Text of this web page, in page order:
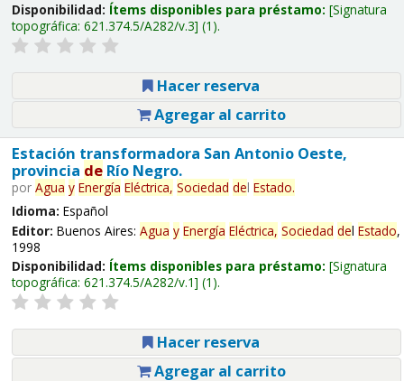
Disponibilidad: Ítems disponibles para préstamo: Signatura
topográfica: 621.374.5/A282/v.3 (1).
Hacer reserva
Agregar al carrito
Estación transformadora San Antonio Oeste,
provincia deRío Negro.
por Agua y Energía Eléctrica, Sociedad del Estado.
Idioma: Español
Editor: Buenos Aires: Agua y Energía Eléctrica, Sociedad del Estado,
1998
Disponibilidad: Ítems disponibles para préstamo: Signatura
topográfica: 621.374.5/A282/v.1 (1).
Hacer reserva
Agregar al carrito